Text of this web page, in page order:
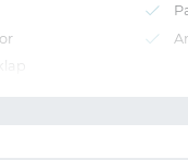
semper. Vis an
vero expetendis.